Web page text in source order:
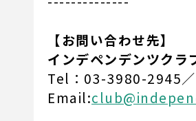
【お問い合わせ先】
インデペンデンツクラ
Tel：03-3980-2945／
Email: